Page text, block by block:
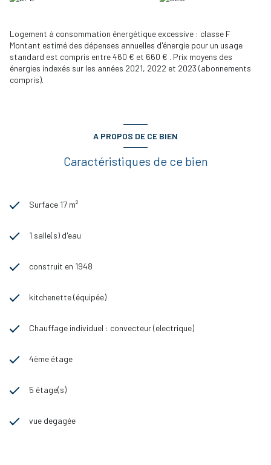
Logement à consommation énergétique excessive : classe F
Montant estimé des dépenses annuelles d'énergie pour un usage
standard est compris entre 460 € et 660 € . Prix moyens des
énergies indexés sur les années 2021, 2022 et 2023 (abonnements
compris).
A PROPOS DE CE BIEN
Caractéristiques de ce bien
Surface 17 m²
1 salle(s) d'eau
construit en 1948
kitchenette (équipée)
Chauffage individuel : convecteur (electrique)
4ème étage
5 étage(s)
vue degagée